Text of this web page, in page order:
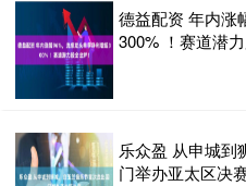
德益配资 年内涨
300% ！赛道潜
乐众盈 从申城到
门举办亚太区决